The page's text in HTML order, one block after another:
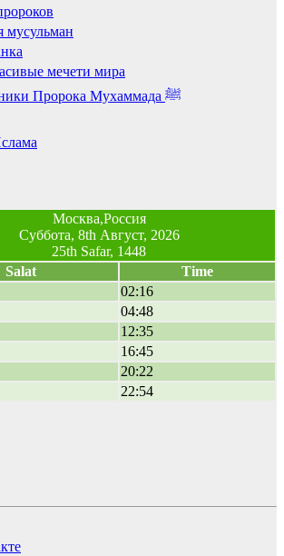
мусульман
мечети мира
Сподвижники Пророка Мухаммада ﷺ
Москва,Россия
Суббота, 8th Август, 2026
25th Safar, 1448
Salat
Time
02:16
04:48
12:35
16:45
20:22
22:54